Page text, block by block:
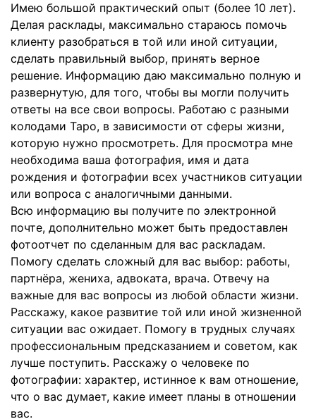
Имею большой практический опыт (более 10 лет).
Делая расклады, максимально стараюсь помочь
клиенту разобраться в той или иной ситуации,
сделать правильный выбор, принять верное
решение. Информацию даю максимально полную и
развернутую, для того, чтобы вы могли получить
ответы на все свои вопросы. Работаю с разными
колодами Таро, в зависимости от сферы жизни,
которую нужно просмотреть. Для просмотра мне
необходима ваша фотография, имя и дата
рождения и фотографии всех участников ситуации
или вопроса с аналогичными данными.
Всю информацию вы получите по электронной
почте, дополнительно может быть предоставлен
фотоотчет по сделанным для вас раскладам.
Помогу сделать сложный для вас выбор: работы,
партнёра, жениха, адвоката, врача. Отвечу на
важные для вас вопросы из любой области жизни.
Расскажу, какое развитие той или иной жизненной
ситуации вас ожидает. Помогу в трудных случаях
профессиональным предсказанием и советом, как
лучше поступить. Расскажу о человеке по
фотографии: характер, истинное к вам отношение,
что о вас думает, какие имеет планы в отношении
вас.